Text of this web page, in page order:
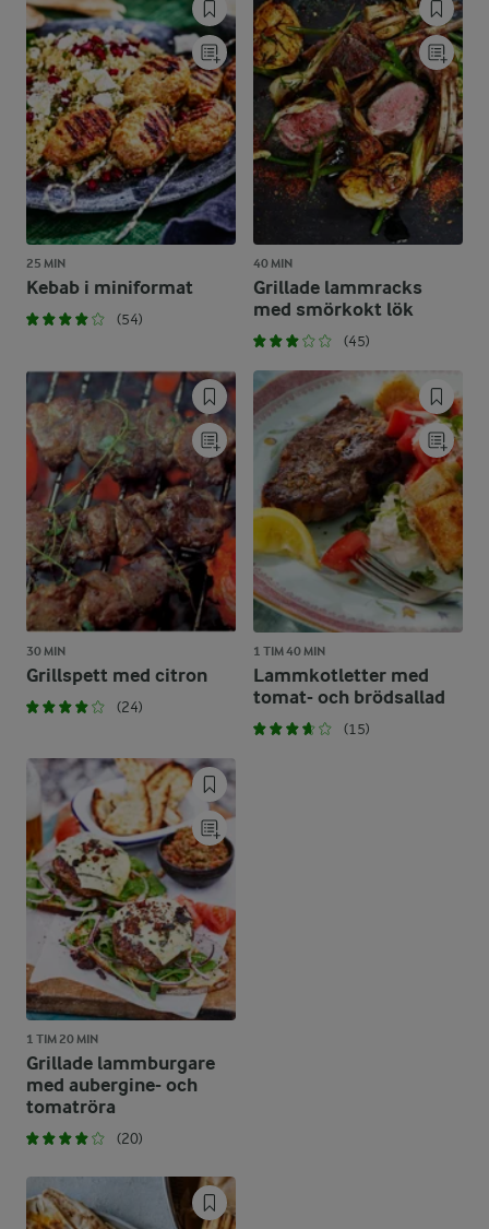
25 MIN
Kebab i miniformat
(54)
40 MIN
Grillade lammracks
med smörkokt lök
(45)
30 MIN
Grillspett med citron
(24)
1 TIM 40 MIN
Lammkotletter med
tomat- och brödsallad
(15)
1 TIM 20 MIN
Grillade lammburgare
med aubergine- och
tomatröra
(20)